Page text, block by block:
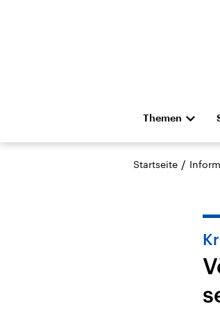
Themen
Die Nachrichten
Hörspiel und
Aktuelle
Startseite /